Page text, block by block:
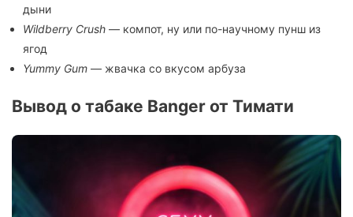
дыни
Wildberry Crush — компот, ну или по-научному пунш из
ягод
Yummy Gum — жвачка со вкусом арбуза
Вывод о табаке Banger от Тимати